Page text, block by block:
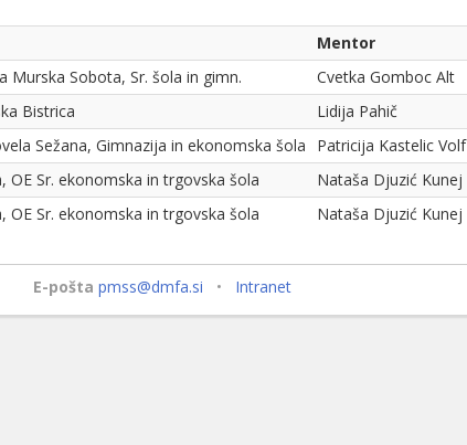
Mentor
Murska Sobota, Sr. šola in gimn. Cvetka Gomboc Alt
Bistrica Lidija Pahič
Sežana, Gimnazija in ekonomska šola Patricija Kastelic Volf
OE Sr. ekonomska in trgovska šola Nataša Djuzić Kunej
OE Sr. ekonomska in trgovska šola Nataša Djuzić Kunej
E-pošta pmss@dmfa.si • Intranet